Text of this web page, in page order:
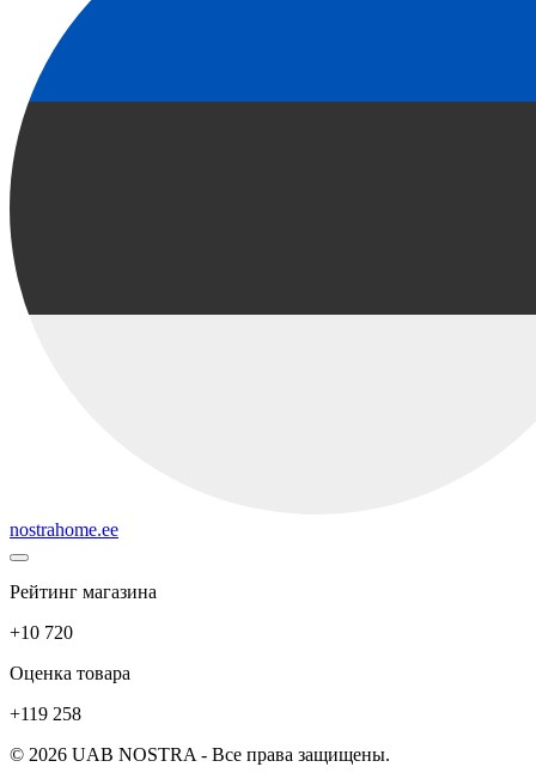
nostrahome.ee
Рейтинг магазина
+10 720
Оценка товара
+119 258
© 2026 UAB NOSTRA - Все права защищены.